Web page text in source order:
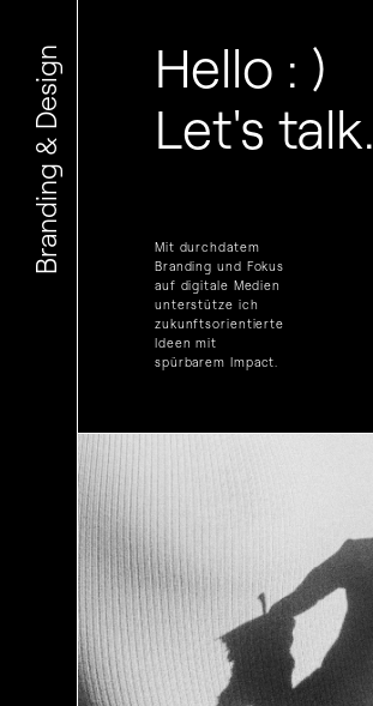
Branding & Design
Hello : )
Let's talk.
Mit durchdatem
Branding und Fokus
auf digitale Medien
unterstütze ich
zukunftsorientierte
Ideen mit
spürbarem Impact.